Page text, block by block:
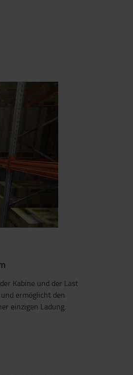
Kabine und der Last
ermöglicht den
einzigen Ladung.